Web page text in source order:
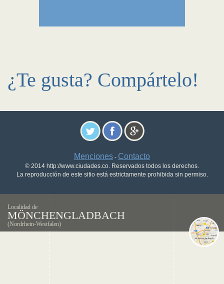
¿Te gusta? Compártelo!
Menciones - Contacto
© 2014 http://www.ciudades.co. Reservados todos los derechos.
La reproducción de este sitio está estrictamente prohibida sin permiso.
Localidad de
MÖNCHENGLADBACH
(Nordrhein-Westfalen)